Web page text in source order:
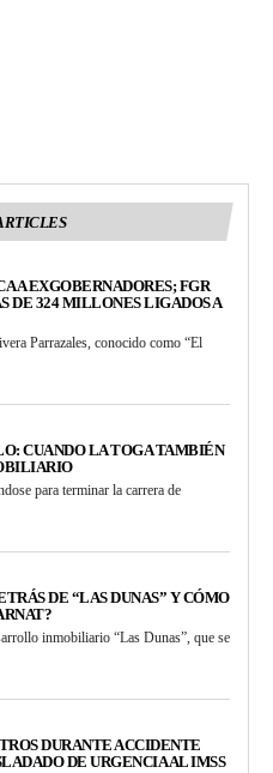
A EXGOBERNADORES; FGR
DE 324 MILLONES LIGADOS A
Parrazales, conocido como “El
CUANDO LA TOGA TAMBIÉN
para terminar la carrera de
DE “LAS DUNAS” Y CÓMO
inmobiliario “Las Dunas”, que se
DURANTE ACCIDENTE
DE URGENCIA AL IMSS